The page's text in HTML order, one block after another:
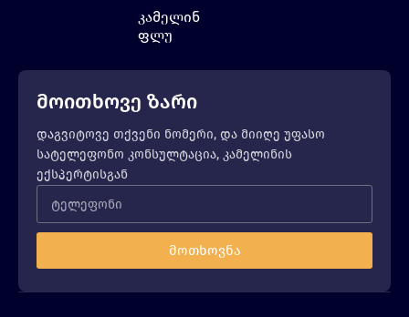
კამელინ
ფლუ
მოითხოვე ზარი
დაგვიტოვე თქვენი ნომერი, და მიიღე უფასო
სატელეფონო კონსულტაცია, კამელინის
ექსპერტისგან
მოთხოვნა